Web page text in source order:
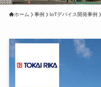
ホーム 事例 IoTデバイス開発事例